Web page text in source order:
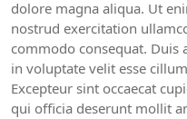
dolore magna aliqua. Ut
nostrud exercitation
commodo consequat.
in voluptate velit esse
Excepteur sint occaecat
qui officia deserunt mollit